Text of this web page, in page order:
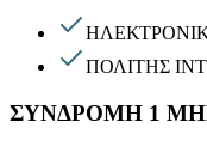
ΠΟΛΙΤΗΣ
ΣΥΝΔΡΟΜΗ 1